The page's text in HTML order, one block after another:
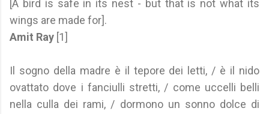
[A bird is safe in its nest - but that is not what its
wings are made for].
Amit Ray [1]
Il sogno della madre è il tepore dei letti, / è il nido
ovattato dove i fanciulli stretti, / come uccelli belli
nella culla dei rami, / dormono un sonno dolce di